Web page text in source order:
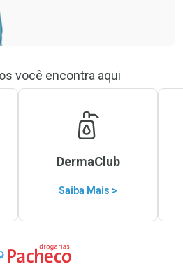
você encontra aqui
DermaClub
Saiba Mais >
a Home